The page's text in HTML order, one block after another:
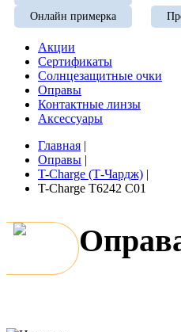
Онлайн примерка
Акции
Сертификаты
Солнцезащитные очки
Оправы
Контактные линзы
Аксессуары
Главная |
Оправы |
T-Charge (Т-Чардж) |
T-Charge T6242 C01